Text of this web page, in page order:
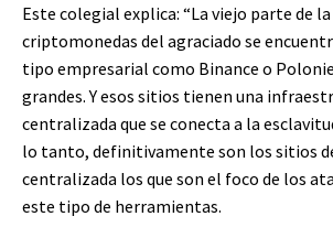
Este colegial explica: “La viejo parte de
criptomonedas del agraciado se
tipo empresarial como Binance o
grandes. Y esos sitios tienen una
centralizada que se conecta a la
lo tanto, definitivamente son los sitios
centralizada los que son el foco de los
este tipo de herramientas.